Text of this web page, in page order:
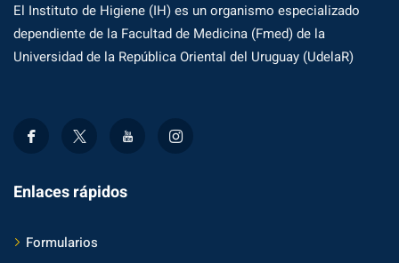
El Instituto de Higiene (IH) es un organismo especializado
dependiente de la Facultad de Medicina (Fmed) de la
Universidad de la República Oriental del Uruguay (UdelaR)
Enlaces rápidos
Formularios